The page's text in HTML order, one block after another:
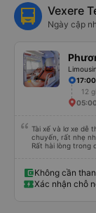
Vexere
Ngày cập
12
Tài xế và lơ xe dễ
chuyến, rất nhẹ
Rất hài lòng trong
Không cần
Xác nhận chỗ